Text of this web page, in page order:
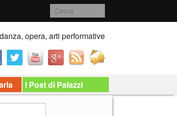
opera, arti performative
I Post di Palazzi